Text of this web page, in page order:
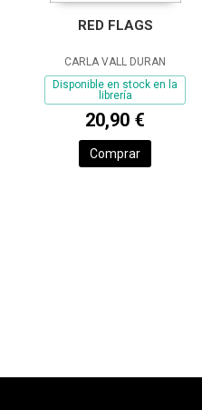
RED FLAGS
CARLA VALL DURAN
Disponible en stock en la
librería
20,90 €
Comprar